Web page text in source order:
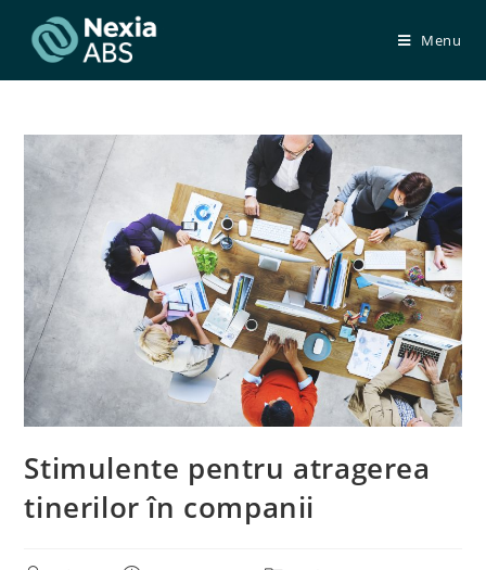
content
Menu
Stimulente pentru atragerea
tinerilor în companii